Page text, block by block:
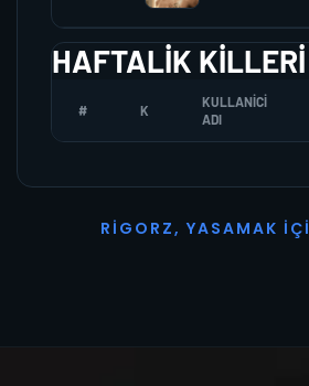
HAFTALIK KILLERI
# K
KULLANICI
ADI
R I G O R Z, YASAMAK İ ÇI